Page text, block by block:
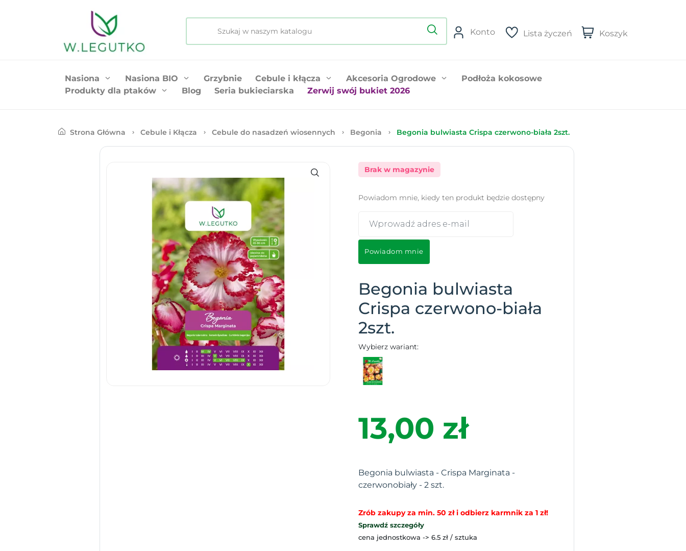
Konto Lista życzeń Koszyk
Nasiona Nasiona BIO Grzybnie Cebule i kłącza Akcesoria Ogrodowe
Podłoża kokosowe
Produkty dla ptaków
Blog Seria bukieciarska Zerwij swój bukiet 2026
Strona Główna Cebule i Kłącza Cebule do nasadzeń wiosennych Begonia Begonia bulwiasta Crispa czerwono-biała 2szt.
Brak w magazynie
Powiadom mnie, kiedy ten produkt będzie dostępny
Powiadom mnie
Begonia bulwiasta
Crispa czerwono-biała
2szt.
Wybierz wariant:
13,00 zł
Begonia bulwiasta - Crispa Marginata -
czerwonobiały - 2 szt.
Zrób zakupy za min. 50 zł i odbierz karmnik za 1 zł!
Sprawdź szczegóły
cena jednostkowa -> 6.5 zł / sztuka